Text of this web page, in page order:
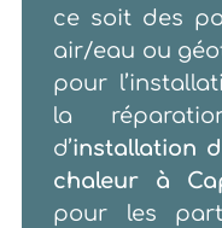
ce soit des
air/eau ou
pour
la
d’installation
chaleur à
pour les